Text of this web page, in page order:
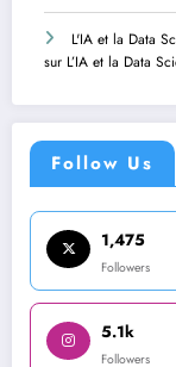
L'IA et la Data
sur L’IA et la Data
Follow Us
1,475
Followers
5.1k
Followers